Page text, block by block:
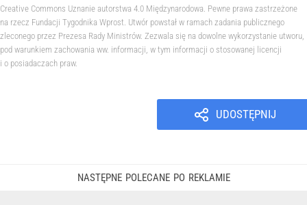
Creative Commons Uznanie autorstwa 4.0 Międzynarodowa. Pewne prawa zastrzeżone
na rzecz Fundacji Tygodnika Wprost. Utwór powstał w ramach zadania publicznego
zleconego przez Prezesa Rady Ministrów. Zezwala się na dowolne wykorzystanie utworu,
pod warunkiem zachowania ww. informacji, w tym informacji o stosowanej licencji
i o posiadaczach praw.
UDOSTĘPNIJ